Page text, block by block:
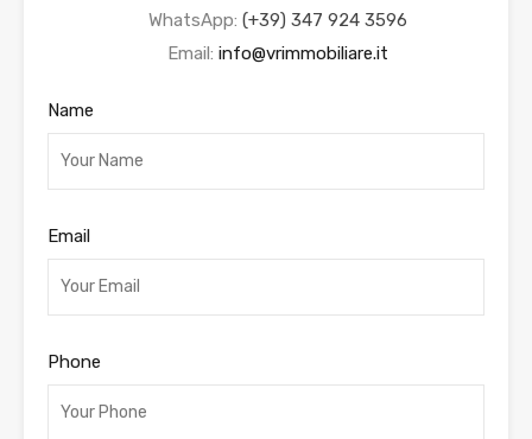
WhatsApp: (+39) 347 924 3596
Email: info@vrimmobiliare.it
Name
Email
Phone